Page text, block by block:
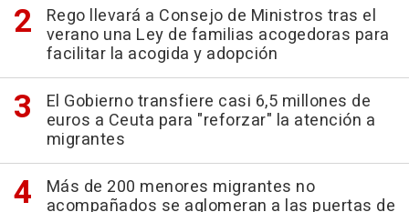
Rego llevará a Consejo de Ministros tras el
verano una Ley de familias acogedoras para
facilitar la acogida y adopción
El Gobierno transfiere casi 6,5 millones de
euros a Ceuta para "reforzar" la atención a
migrantes
Más de 200 menores migrantes no
acompañados se aglomeran a las puertas de